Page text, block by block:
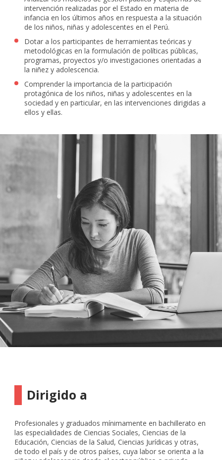
intervención realizadas por el Estado en materia de
infancia en los últimos años en respuesta a la situación
de los niños, niñas y adolescentes en el Perú.
Dotar a los participantes de herramientas teóricas y
metodológicas en la formulación de políticas públicas,
programas, proyectos y/o investigaciones orientadas a
la niñez y adolescencia.
Comprender la importancia de la participación
protagónica de los niños, niñas y adolescentes en la
sociedad y en particular, en las intervenciones dirigidas a
ellos y ellas.
Dirigido a
Profesionales y graduados mínimamente en bachillerato en
las especialidades de Ciencias Sociales, Ciencias de la
Educación, Ciencias de la Salud, Ciencias Jurídicas y otras,
de todo el país y de otros países, cuya labor se orienta a la